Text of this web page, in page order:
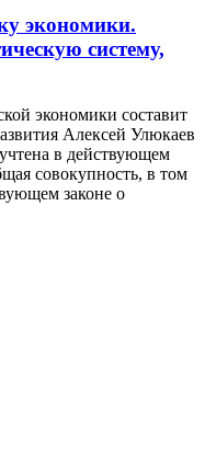
экономики.
систему,
экономики составит
Алексей Улюкаев
в действующем
совокупность, в том
законе о